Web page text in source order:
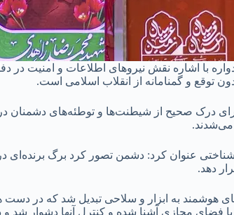
با اشاره نقش نیروهای اطلاعات و امنیت
توقع و گمنامانه از انقلاب اسلامی است.
درک صحیح از شیطنت‌ها و توطئه‌های دشمنان
می‌شدند.
عنوان کرد: دشمن تصور کرد برگ برنده‌ای
دهد.
به ابزار و سلاحی تبدیل شد که در دست
فضای مجازی آشنا شده و کنترل آنها دشوار شد